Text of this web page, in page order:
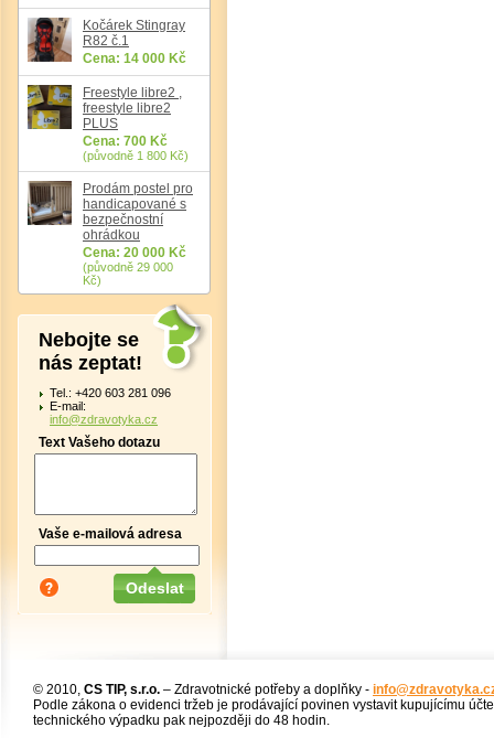
Kočárek Stingray
R82 č.1
Cena: 14 000 Kč
Freestyle libre2 ,
freestyle libre2
PLUS
Cena: 700 Kč
(původně 1 800 Kč)
Prodám postel pro
handicapované s
bezpečnostní
ohrádkou
Cena: 20 000 Kč
(původně 29 000
Kč)
Nebojte se
nás zeptat!
Tel.: +420 603 281 096
E-mail:
info@zdravotyka.cz
Text Vašeho dotazu
Vaše e-mailová adresa
© 2010, CS TIP, s.r.o. – Zdravotnické potřeby a doplňky -
Podle zákona o evidenci tržeb je prodávající povinen vystavit kupujícímu
technického výpadku pak nejpozději do 48 hodin.